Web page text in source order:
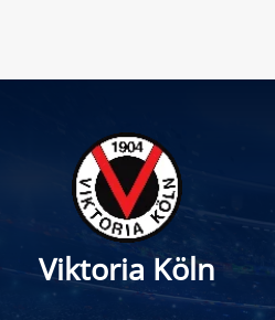
Viktoria Köln